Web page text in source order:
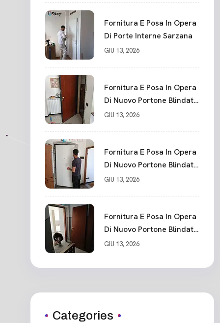
Punti La Spezia
Fornitura E Posa In Opera
Di Porte Interne Sarzana
GIU 13, 2026
Fornitura E Posa In Opera
Di Nuovo Portone Blindato
La Spezia
GIU 13, 2026
Fornitura E Posa In Opera
Di Nuovo Portone Blindato
Classe 3 Sicurezza
GIU 13, 2026
Fornitura E Posa In Opera
Di Nuovo Portone Blindato
Ceparana
GIU 13, 2026
Categories